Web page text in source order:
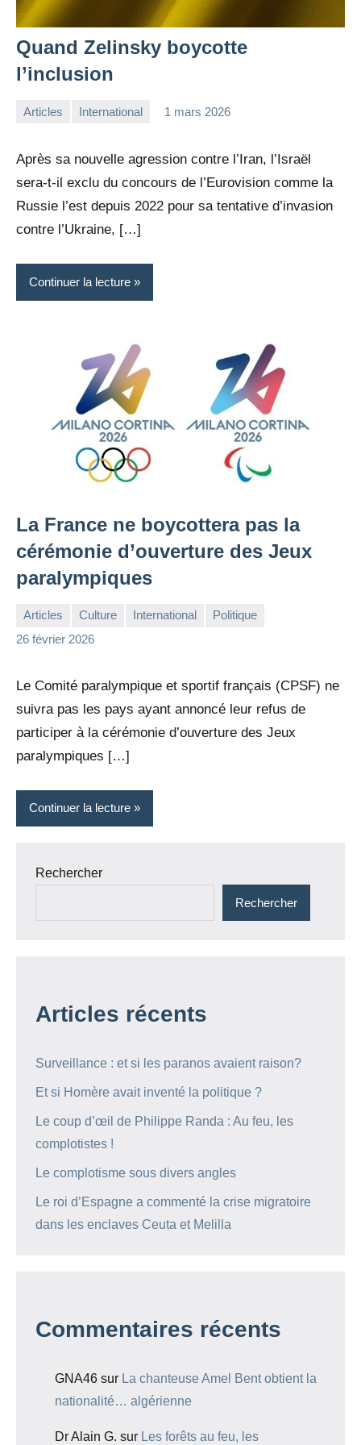
Quand Zelinsky boycotte
l’inclusion
Articles International 1 mars 2026
Après sa nouvelle agression contre l’Iran, l’Israël
sera-t-il exclu du concours de l’Eurovision comme la
Russie l’est depuis 2022 pour sa tentative d’invasion
contre l’Ukraine, […]
Continuer la lecture
La France ne boycottera pas la
cérémonie d’ouverture des Jeux
paralympiques
Articles Culture International
Politique
26 février 2026
la
Aucun
Le Comité paralympique et sportif français (CPSF) ne
suivra pas les pays ayant annoncé leur refus de
participer à la cérémonie d’ouverture des Jeux
paralympiques […]
Continuer la lecture
Rechercher
Rechercher
Articles récents
Surveillance : et si les paranos avaient raison?
Et si Homère avait inventé la politique ?
Le coup d’œil de Philippe Randa : Au feu, les
complotistes !
Le complotisme sous divers angles
Le roi d’Espagne a commenté la crise migratoire
dans les enclaves Ceuta et Melilla
Commentaires récents
GNA46 sur La chanteuse Amel Bent obtient la
nationalité… algérienne
Dr Alain G. sur Les forêts au feu, les